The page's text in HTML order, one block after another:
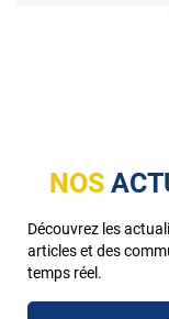
NOS
Découvrez les
articles et des
temps réel.